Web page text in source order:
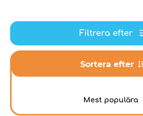
Filtrera efter
Sortera efter
Mest populära